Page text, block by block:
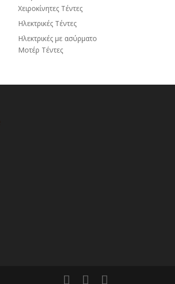
Χειροκίνητες Τέντες
Ηλεκτρικές Τέντες
Ηλεκτρικές με ασύρματο
Μοτέρ Τέντες